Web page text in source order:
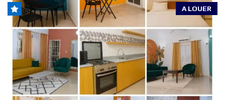
A LOUER